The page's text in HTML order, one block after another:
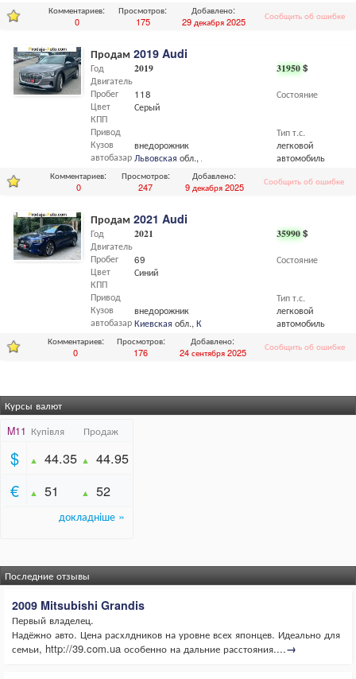
Комментариев:
0
Просмотров:
175
Добавлено:
29 декабря 2025
Сообщить об ошибке
Продам 2019 Audi
31950$
Состояние
Тип т.с.
легковой
автомобиль
Год
Двигатель
Пробег
Цвет
КПП
Привод
Кузов
автобазар
2019
118
Серый
внедорожник
Львовская обл.,Львов
Комментариев:
0
Просмотров:
247
Добавлено:
9 декабря 2025
Сообщить об ошибке
Продам 2021 Audi
35990$
Состояние
Тип т.с.
легковой
автомобиль
Год
Двигатель
Пробег
Цвет
КПП
Привод
Кузов
автобазар
2021
69
Синий
внедорожник
Киевская обл.,Киев
Комментариев:
0
Просмотров:
176
Добавлено:
24 сентября 2025
Сообщить об ошибке
Курсы валют
Последние отзывы
2009 Mitsubishi Grandis
Первый владелец.
Надёжно авто. Цена расхлдников на уровне всех японцев. Идеально для
семьи, http://39.com.ua особенно на дальние расстояния....→